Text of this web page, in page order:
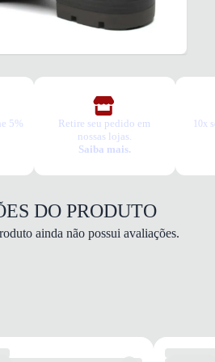
5%
Retire seu pedido em
nossas lojas.
Saiba mais.
10x
DO PRODUTO
ainda não possui avaliações.